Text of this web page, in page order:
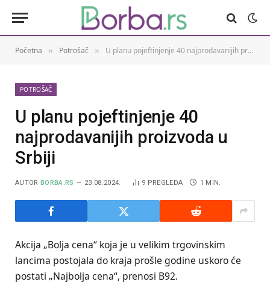
Početna » Potrošač » U planu pojeftinjenje 40 najprodavanijih proizvoda u Srbiji
POTROŠAČ
U planu pojeftinjenje 40
najprodavanijih proizvoda u
Srbiji
AUTOR BORBA.RS 23.08.2024. 9 PREGLEDA 1 MIN.
Akcija „Bolja cena“ koja je u velikim trgovinskim
lancima postojala do kraja prošle godine uskoro će
postati „Najbolja cena“, prenosi B92.